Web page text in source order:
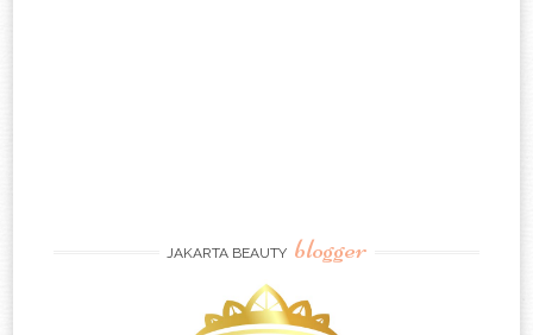
JAKARTA BEAUTY blogger